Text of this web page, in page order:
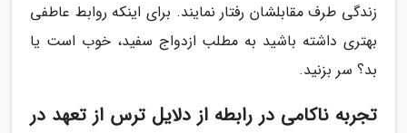
زندگی طرف مقابلشان رفتار نمایند. برای اینکه روابط عاطفی
بهتری داشته باشید به مطلب ازدواج سفید، خوب است یا
بد؟ سر بزنید.
تجربه ناکامی در رابطه از دلایل ترس از تعهد در